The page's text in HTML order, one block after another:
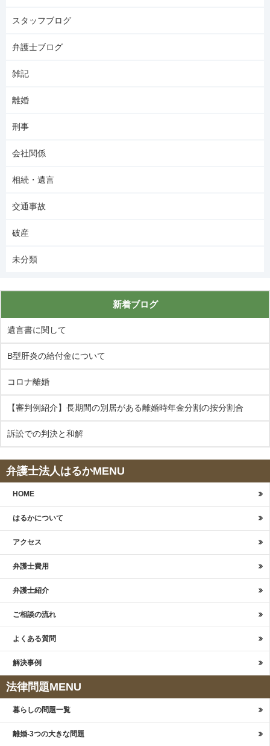
スタッフブログ
弁護士ブログ
雑記
離婚
刑事
会社関係
相続・遺言
交通事故
破産
未分類
新着ブログ
遺言書に関して
B型肝炎の給付金について
コロナ離婚
【審判例紹介】長期間の別居がある離婚時年金分割の按分割合
訴訟での判決と和解
弁護士法人はるかMENU
HOME
はるかについて
アクセス
弁護士費用
弁護士紹介
ご相談の流れ
よくある質問
解決事例
法律問題MENU
暮らしの問題一覧
離婚-3つの大きな問題